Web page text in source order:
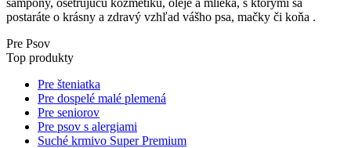
postaráte o krásny a zdravý vzhľad vášho psa, mačky či koňa .
Pre Psov
Top produkty
Pre šteniatka
Pre dospelé malé plemená
Pre seniorov
Pre psov s alergiami
Suché krmivo Super Premium